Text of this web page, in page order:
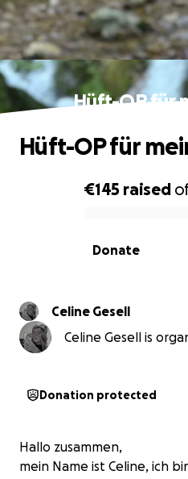
Hüft-OP für
0% complete
€145 raised
Donate
Hüft-OP für
Celine Gesell
Celine Gesell is
Donation protected
Hallo zusammen,
mein Name ist Celine, ich